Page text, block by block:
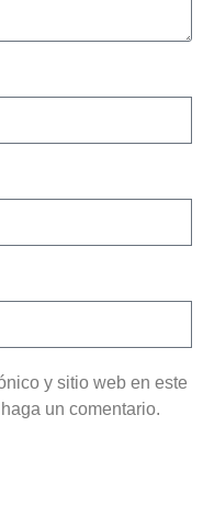
y sitio web en este
un comentario.